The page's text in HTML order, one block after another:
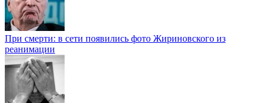
При смерти: в сети появились фото Жириновского из
реанимации